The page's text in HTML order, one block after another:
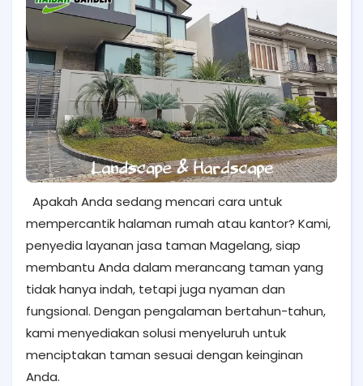
Apakah Anda sedang mencari cara untuk
mempercantik halaman rumah atau kantor? Kami,
penyedia layanan jasa taman Magelang, siap
membantu Anda dalam merancang taman yang
tidak hanya indah, tetapi juga nyaman dan
fungsional. Dengan pengalaman bertahun-tahun,
kami menyediakan solusi menyeluruh untuk
menciptakan taman sesuai dengan keinginan
Anda.